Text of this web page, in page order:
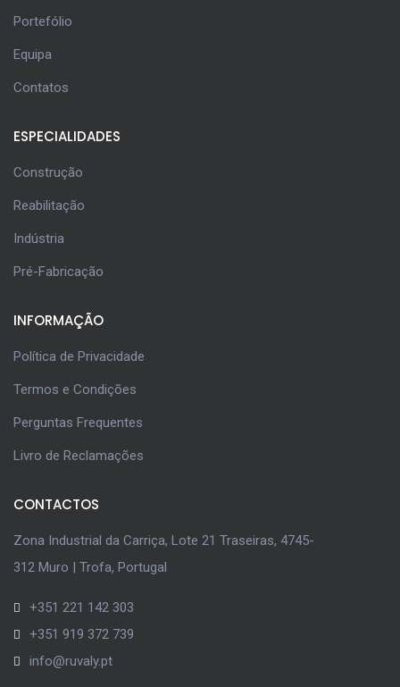
Portefólio
Equipa
Contatos
ESPECIALIDADES
Construção
Reabilitação
Indústria
Pré-Fabricação
INFORMAÇÃO
Política de Privacidade
Termos e Condições
Perguntas Frequentes
Livro de Reclamações
CONTACTOS
Zona Industrial da Carriça, Lote 21 Traseiras, 4745-
312 Muro | Trofa, Portugal
+351 221 142 303
+351 919 372 739
info@ruvaly.pt